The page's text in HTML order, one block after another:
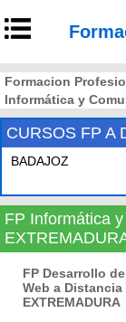
Formacion
Informática y
CURSOS FP A
BADAJOZ
FP Informática
FP Desarrollo
Web a Distancia
EXTREMADURA